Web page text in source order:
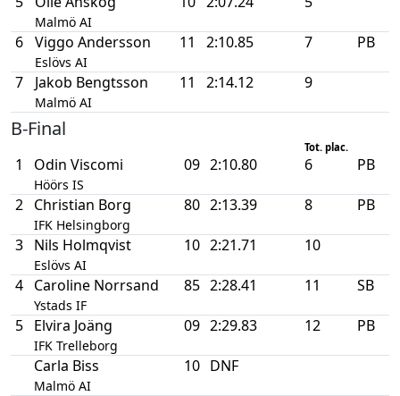
Malmö AI
6 Viggo Andersson
Eslövs AI
11 2:10.85 7 PB
7 Jakob Bengtsson
Malmö AI
11 2:14.12 9
B-Final
Tot. plac.
1 Odin Viscomi
Höörs IS
09 2:10.80 6 PB
2 Christian Borg
IFK Helsingborg
80 2:13.39 8 PB
3 Nils Holmqvist
Eslövs AI
10 2:21.71 10
4 Caroline Norrsand
Ystads IF
85 2:28.41 11 SB
5 Elvira Joäng
IFK Trelleborg
09 2:29.83 12 PB
Carla Biss
Malmö AI
10 DNF